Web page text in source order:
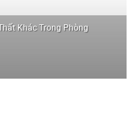
Khác Trong Phòng